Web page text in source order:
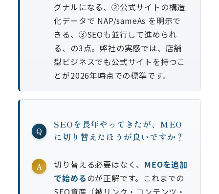
グナルになる、②公式サイトの構造
化データで NAP/sameAs を明示で
きる、③SEOも並行して進められ
る、の3点。弊社の実感では、店舗
型ビジネスでも公式サイトを持つこ
とが2026年時点での標準です。
Q
SEOを長年やってきたが、MEO
に切り替えたほうが良いですか？
A 切り替える必要はなく、 MEOを追加
で始めるのが正解です。これまでの
SEO資産（被リンク・コンテンツ・